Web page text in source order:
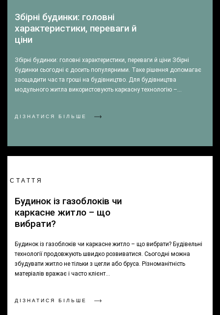
Збірні будинки: головні
характеристики, переваги й
ціни
Збірні будинки: головні характеристики, переваги й ціни Збірні
будинки сьогодні є досить популярними. Таке рішення допомагає
заощадити час та гроші на будівництво. Для будівництва
модульного житла використовують каркасну технологію –…
ДІЗНАТИСЯ БІЛЬШЕ
СТАТТЯ
Будинок із газоблоків чи
каркасне житло – що
вибрати?
Будинок із газоблоків чи каркасне житло – що вибрати? Будівельні
технології продовжують швидко розвиватися. Сьогодні можна
збудувати житло не тільки з цегли або бруса. Різноманітність
матеріалів вражає і часто клієнт…
ДІЗНАТИСЯ БІЛЬШЕ